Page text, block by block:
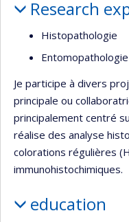
Research
Histopathologie
Entomopathologie
Je participe à divers
principale ou
principalement centré
réalise des analyse
colorations régulières
immunohistochimiques.
education